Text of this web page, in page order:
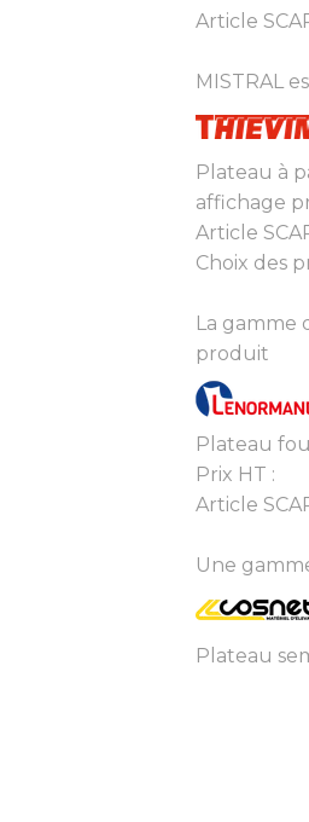
Article
MISTRAL
Plateau à
affichage
Article
Choix des
La gamme
produit
Plateau
Prix HT :
Article
Une
Plateau